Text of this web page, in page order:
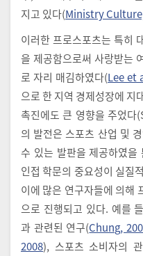
지고 있다(Ministry
이러한 프로스포츠는 특히
을 제공함으로써 사랑받는
로 자리 매김하였다(Lee et
으로 한 지역 경제성장에 지
촉진에도 큰 영향을 주었다
의 발전은 스포츠 산업 및
수 있는 발판을 제공하였
인접 학문의 중요성이 실질
이에 많은 연구자들에 의해
으로 진행되고 있다. 예를
과 관련된 연구(Chung,
2008), 스포츠 소비자의